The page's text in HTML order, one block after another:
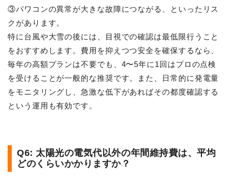
③パワコンの異常が大きな故障につながる、といったリス
クがあります。
特に台風や大雪の後には、目視での確認は最低限行うこと
をおすすめします。費用を抑えつつ安全を確保するなら、
毎年の高額プランは不要でも、4〜5年に1回はプロの点検
を受けることが一般的な推奨です。また、日常的に発電量
をモニタリングし、急激な低下があればその都度確認する
という運用も有効です。
Q6: 太陽光の電気代以外の年間維持費は、平均
どのくらいかかりますか？